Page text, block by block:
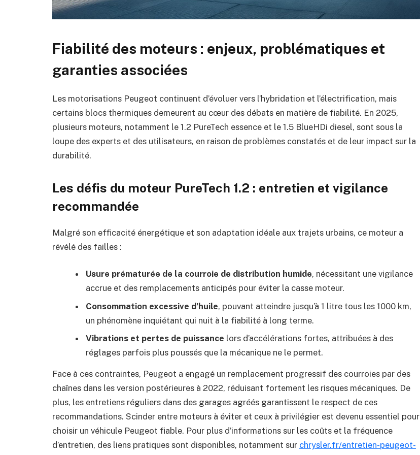
Fiabilité des moteurs : enjeux, problématiques et
garanties associées
Les motorisations Peugeot continuent d’évoluer vers l’hybridation et l’électrification, mais
certains blocs thermiques demeurent au cœur des débats en matière de fiabilité. En 2025,
plusieurs moteurs, notamment le 1.2 PureTech essence et le 1.5 BlueHDi diesel, sont sous la
loupe des experts et des utilisateurs, en raison de problèmes constatés et de leur impact sur la
durabilité.
Les défis du moteur PureTech 1.2 : entretien et vigilance
recommandée
Malgré son efficacité énergétique et son adaptation idéale aux trajets urbains, ce moteur a
révélé des failles :
Usure prématurée de la courroie de distribution humide, nécessitant une vigilance
accrue et des remplacements anticipés pour éviter la casse moteur.
Consommation excessive d’huile, pouvant atteindre jusqu’à 1 litre tous les 1000 km,
un phénomène inquiétant qui nuit à la fiabilité à long terme.
Vibrations et pertes de puissance lors d’accélérations fortes, attribuées à des
réglages parfois plus poussés que la mécanique ne le permet.
Face à ces contraintes, Peugeot a engagé un remplacement progressif des courroies par des
chaînes dans les version postérieures à 2022, réduisant fortement les risques mécaniques. De
plus, les entretiens réguliers dans des garages agréés garantissent le respect de ces
recommandations. Scinder entre moteurs à éviter et ceux à privilégier est devenu essentiel pour
choisir un véhicule Peugeot fiable. Pour plus d’informations sur les coûts et la fréquence
d’entretien, des liens pratiques sont disponibles, notamment sur chrysler.fr/entretien-peugeot-